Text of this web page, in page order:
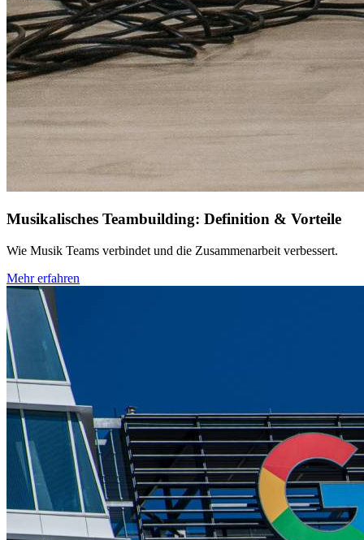
Musikalisches Teambuilding: Definition & Vorteile
Wie Musik Teams verbindet und die Zusammenarbeit verbessert.
Mehr erfahren